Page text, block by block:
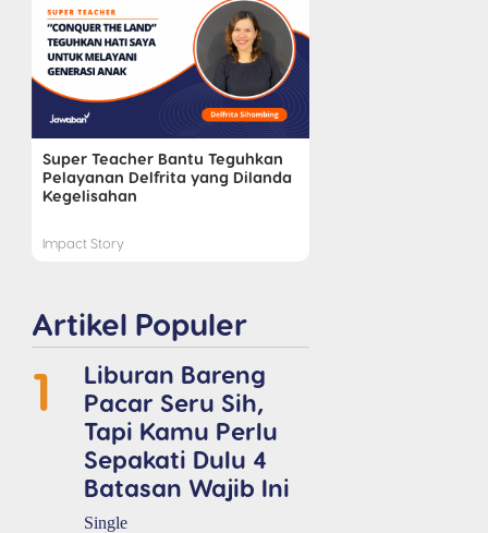
Super Teacher Bantu Teguhkan
Pelayanan Delfrita yang Dilanda
Kegelisahan
Impact Story
Artikel Populer
1
Liburan Bareng
Pacar Seru Sih,
Tapi Kamu Perlu
Sepakati Dulu 4
Batasan Wajib Ini
Single